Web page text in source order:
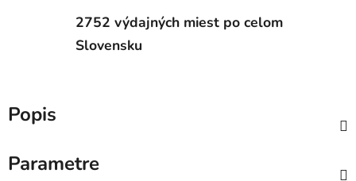
2752 výdajných miest po celom
Slovensku
Popis
Parametre